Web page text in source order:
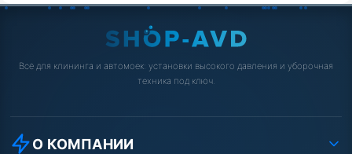
Всё для клининга и автомоек: установки высокого давления и уборочная
техника под ключ.
О КОМПАНИИ